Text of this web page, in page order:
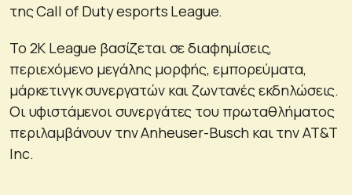
της Call of Duty esports League.
Το 2K League βασίζεται σε διαφημίσεις,
περιεχόμενο μεγάλης μορφής, εμπορεύματα,
μάρκετινγκ συνεργατών και ζωντανές εκδηλώσεις.
Οι υφιστάμενοι συνεργάτες του πρωταθλήματος
περιλαμβάνουν την Anheuser-Busch και την AT&T
Inc.